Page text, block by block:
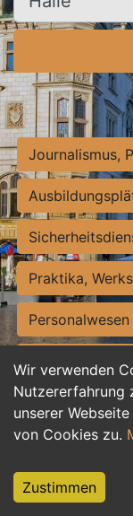
Wir verwenden
Nutzererfahrung
unserer
von Cookies zu.
Zustimmen
Journalismus,
Praktika,
Personalwesen
Hilfskräfte,
Einkauf,
Weiterbildung,
Tourismus